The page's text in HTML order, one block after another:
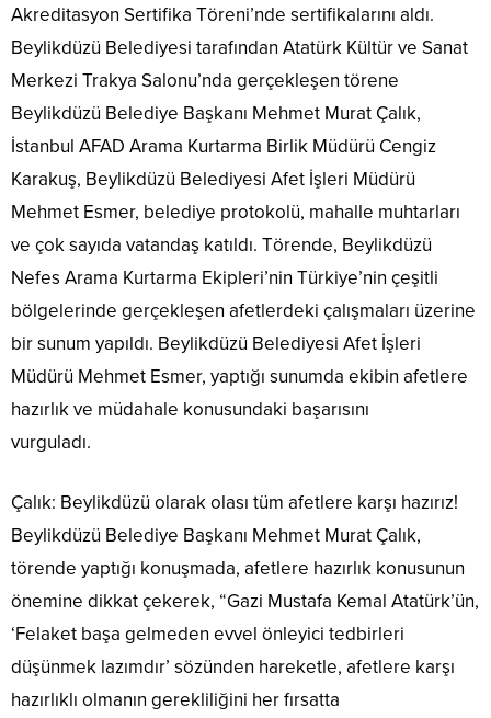
Akreditasyon Sertifika Töreni’nde sertifikalarını aldı.
Beylikdüzü Belediyesi tarafından Atatürk Kültür ve Sanat
Merkezi Trakya Salonu’nda gerçekleşen törene
Beylikdüzü Belediye Başkanı Mehmet Murat Çalık,
İstanbul AFAD Arama Kurtarma Birlik Müdürü Cengiz
Karakuş, Beylikdüzü Belediyesi Afet İşleri Müdürü
Mehmet Esmer, belediye protokolü, mahalle muhtarları
ve çok sayıda vatandaş katıldı. Törende, Beylikdüzü
Nefes Arama Kurtarma Ekipleri’nin Türkiye’nin çeşitli
bölgelerinde gerçekleşen afetlerdeki çalışmaları üzerine
bir sunum yapıldı. Beylikdüzü Belediyesi Afet İşleri
Müdürü Mehmet Esmer, yaptığı sunumda ekibin afetlere
hazırlık ve müdahale konusundaki başarısını
vurguladı.
Çalık: Beylikdüzü olarak olası tüm afetlere karşı hazırız!
Beylikdüzü Belediye Başkanı Mehmet Murat Çalık,
törende yaptığı konuşmada, afetlere hazırlık konusunun
önemine dikkat çekerek, “Gazi Mustafa Kemal Atatürk’ün,
‘Felaket başa gelmeden evvel önleyici tedbirleri
düşünmek lazımdır’ sözünden hareketle, afetlere karşı
hazırlıklı olmanın gerekliliğini her fırsatta